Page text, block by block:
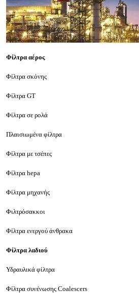
Φίλτρα αέρος
Φίλτρα σκόνης
Φίλτρα GT
Φίλτρα σε ρολά
Πλαισιωμένα φίλτρα
Φίλτρα με τσέπες
Φίλτρα hepa
Φίλτρα μηχανής
Φιλτρόσακκοι
Φίλτρα ενεργού άνθρακα
Φίλτρα λαδιού
Υδραυλικά φίλτρα
Φίλτρα συνένωσης Coalescers